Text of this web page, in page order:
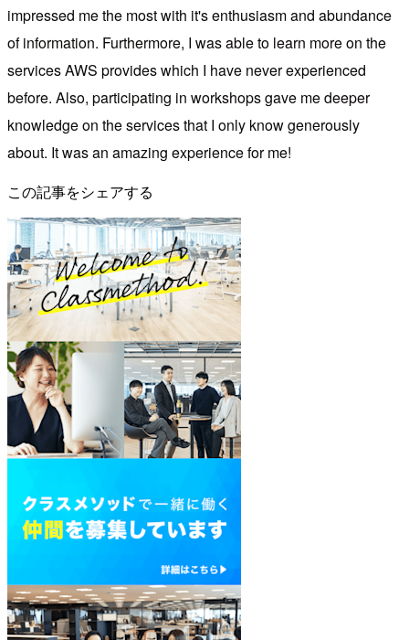
impressed me the most with it's enthusiasm and abundance
of information. Furthermore, I was able to learn more on the
services AWS provides which I have never experienced
before. Also, participating in workshops gave me deeper
knowledge on the services that I only know generously
about. It was an amazing experience for me!
この記事をシェアする